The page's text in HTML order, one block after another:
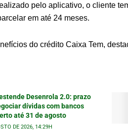
pelo aplicativo, o cliente
em até 24 meses.
do crédito Caixa Tem,
Desenrola 2.0: prazo
dívidas com bancos
até 31 de agosto
DE 2026, 14:29H